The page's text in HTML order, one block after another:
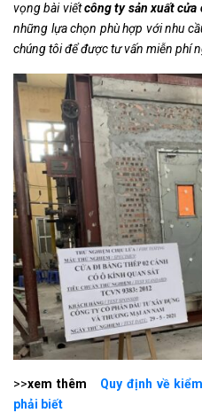
vọng bài viếtcông ty sản xuất cửa
những lựa chọn phù hợp với nhu
chúng tôi để được tư vấn miễn phí
>>xem thêm
Quy định về
phải biết